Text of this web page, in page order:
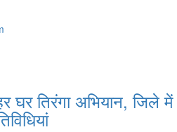
तिरंगा अभियान, जिले में